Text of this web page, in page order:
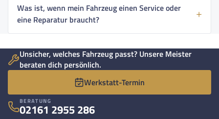
Was ist, wenn mein Fahrzeug einen Service oder
eine Reparatur braucht?
Unsicher, welches Fahrzeug passt? Unsere Meister
beraten dich persönlich.
Werkstatt-Termin
BERATUNG
02161 2955 286